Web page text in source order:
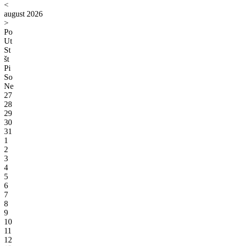
<
august 2026
>
Po
Ut
St
št
Pi
So
Ne
27
28
29
30
31
1
2
3
4
5
6
7
8
9
10
11
12